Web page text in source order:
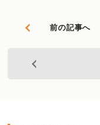
前の記事へ